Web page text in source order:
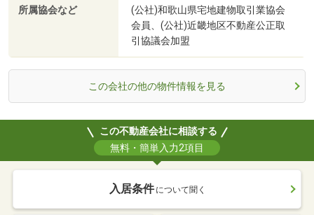
所属協会など
(公社)和歌山県宅地建物取引業協会
会員、(公社)近畿地区不動産公正取
引協議会加盟
この会社の他の物件情報を見る
この不動産会社に相談する
無料・簡単入力2項目
入居条件 について聞く